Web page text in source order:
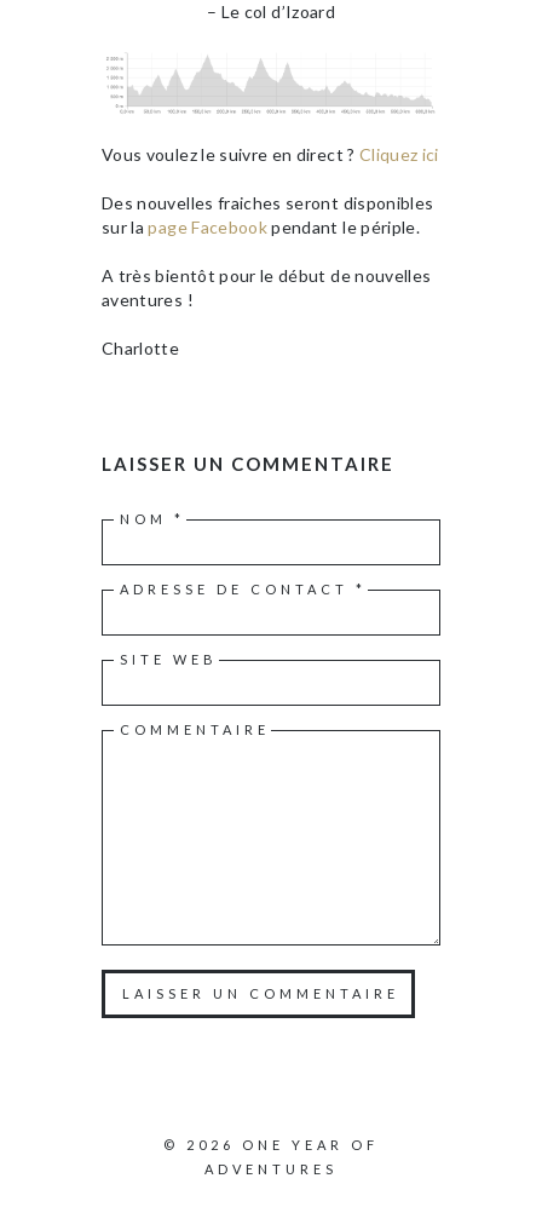
– Le col d’Izoard
Vous voulez le suivre en direct ? Cliquez ici
Des nouvelles fraiches seront disponibles
sur lapage Facebookpendant le périple.
A très bientôt pour le début de nouvelles
aventures !
Charlotte
LAISSER UN COMMENTAIRE
NOM *
ADRESSE DE CONTACT *
SITE WEB
COMMENTAIRE
© 2026 ONE YEAR OF
ADVENTURES